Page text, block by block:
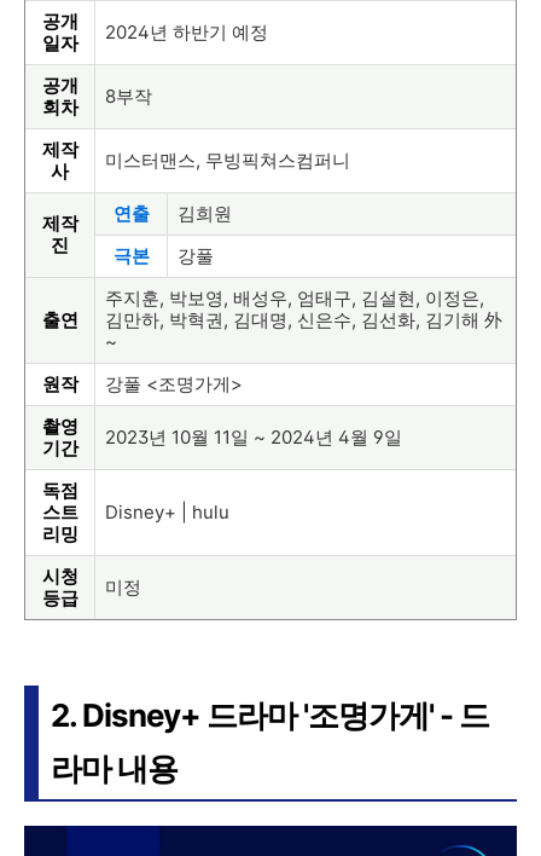
공개
일자
2024년 하반기 예정
공개
회차
8부작
제작
사
미스터맨스, 무빙픽쳐스컴퍼니
제작
진
연출
김희원
극본
강풀
출연
주지훈, 박보영, 배성우, 엄태구, 김설현, 이정은,
김만하, 박혁권, 김대명, 신은수, 김선화, 김기해 外
~
원작
강풀 <조명가게>
촬영
기간
2023년 10월 11일 ~ 2024년 4월 9일
독점
스트
리밍
Disney+ | hulu
시청
등급
미정
2. Disney+ 드라마 '조명가게' - 드
라마 내용